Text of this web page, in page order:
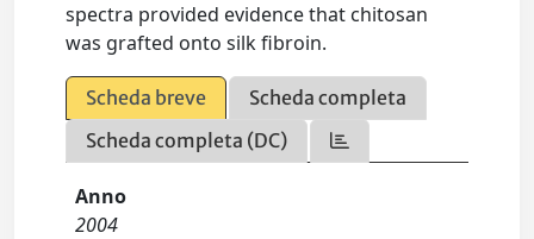
spectra provided evidence that chitosan
was grafted onto silk fibroin.
Scheda breve
Scheda completa
Scheda completa (DC)
Anno
2004